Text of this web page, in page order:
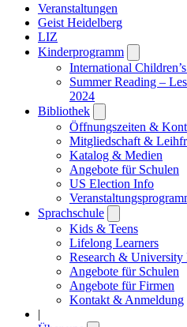
Veranstaltungen
Geist Heidelberg
LIZ
Kinderprogramm
submenu
International
Summer Reading –
2024
Bibliothek
submenu
Öffnungszeiten &
Mitgliedschaft &
Katalog & Medien
Angebote für Schulen
US Election Info
Sprachschule
submenu
Kids & Teens
Lifelong Learners
Research &
Angebote für Schulen
Angebote für Firmen
Kontakt & Anmeldung
|